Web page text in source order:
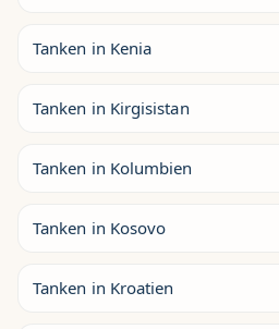
Tanken in Kenia
Tanken in Kirgisistan
Tanken in Kolumbien
Tanken in Kosovo
Tanken in Kroatien